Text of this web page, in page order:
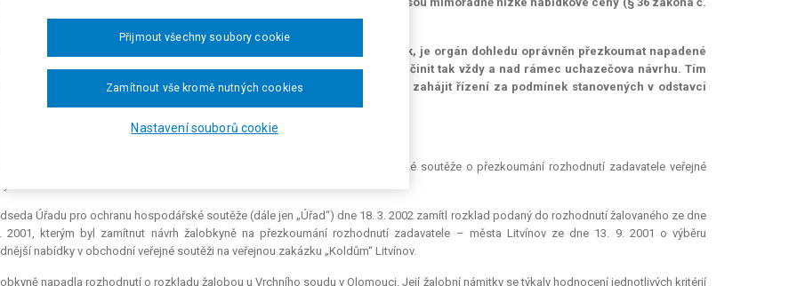
Sb., o zadávání veřejných zakázek).
§ 57 odst. 5 zákona č. 199/1994 Sb., o zadávání veřejných zakázek, je orgán dohledu oprávněn přezkoumat napadené
zadavatele v celém rozsahu; nelze z toho však dovodit povinnost činit tak vždy a nad rámec uchazečova návrhu. Tím
oprávnění, resp. povinnost orgánu dohledu z vlastního podnětu zahájit řízení za podmínek stanovených v odstavci
citovaného paragrafu.
Nejvyššího správního soudu ze dne 16. 3. 2004, čj. 2 A 9/2002-62)
s ručením omezeným R. v Ú. proti Úřadu pro ochranu hospodářské soutěže o přezkoumání rozhodnutí zadavatele veřejné
Úřadu pro ochranu hospodářské soutěže (dále jen „Úřad“) dne 18. 3. 2002 zamítl rozklad podaný do rozhodnutí žalovaného ze dne
2001, kterým byl zamítnut návrh žalobkyně na přezkoumání rozhodnutí zadavatele – města Litvínov ze dne 13. 9. 2001 o výběru
nabídky v obchodní veřejné soutěži na veřejnou zakázku „Koldům“ Litvínov.
napadla rozhodnutí o rozkladu žalobou u Vrchního soudu v Olomouci. Její žalobní námitky se týkaly hodnocení jednotlivých kritérií
Nastavení souborů cookie
Zamítnout vše kromě nutných cookies
Přijmout všechny soubory cookie